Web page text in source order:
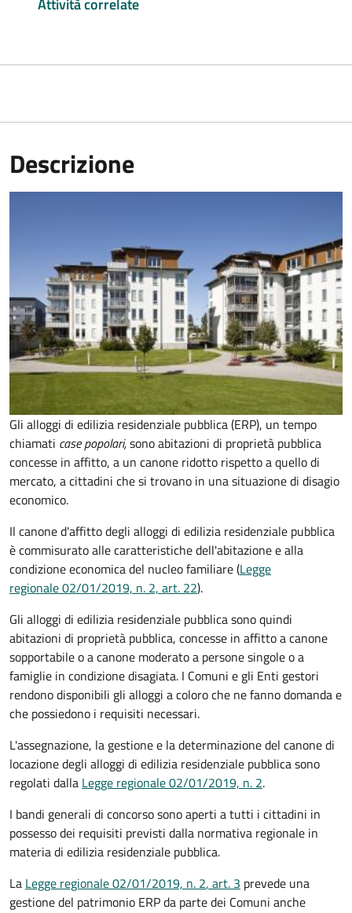
Descrizione
Gli alloggi di edilizia residenziale pubblica (ERP), un tempo
chiamati case popolari,sono abitazioni di proprietà pubblica
concesse in affitto, a un canone ridotto rispetto a quello di
mercato, a cittadini che si trovano in una situazione di disagio
economico.
Il canone d'affitto degli alloggi di edilizia residenziale pubblica
è commisurato alle caratteristiche dell'abitazione e alla
condizione economica del nucleo familiare (Legge
regionale 02/01/2019, n. 2, art. 22).
Gli alloggi di edilizia residenziale pubblica sono quindi
abitazioni di proprietà pubblica, concesse in affitto a canone
sopportabile o a canone moderato a persone singole o a
famiglie in condizione disagiata. I Comuni e gli Enti gestori
rendono disponibili gli alloggi a coloro che ne fanno domanda e
che possiedono i requisiti necessari.
L'assegnazione, la gestione e la determinazione del canone di
locazione degli alloggi di edilizia residenziale pubblica sono
regolati dalla Legge regionale 02/01/2019, n. 2.
I bandi generali di concorso sono aperti a tutti i cittadini in
possesso dei requisiti previsti dalla normativa regionale in
materia di edilizia residenziale pubblica.
La Legge regionale 02/01/2019, n. 2, art. 3 prevede una
gestione del patrimonio ERP da parte dei Comuni anche